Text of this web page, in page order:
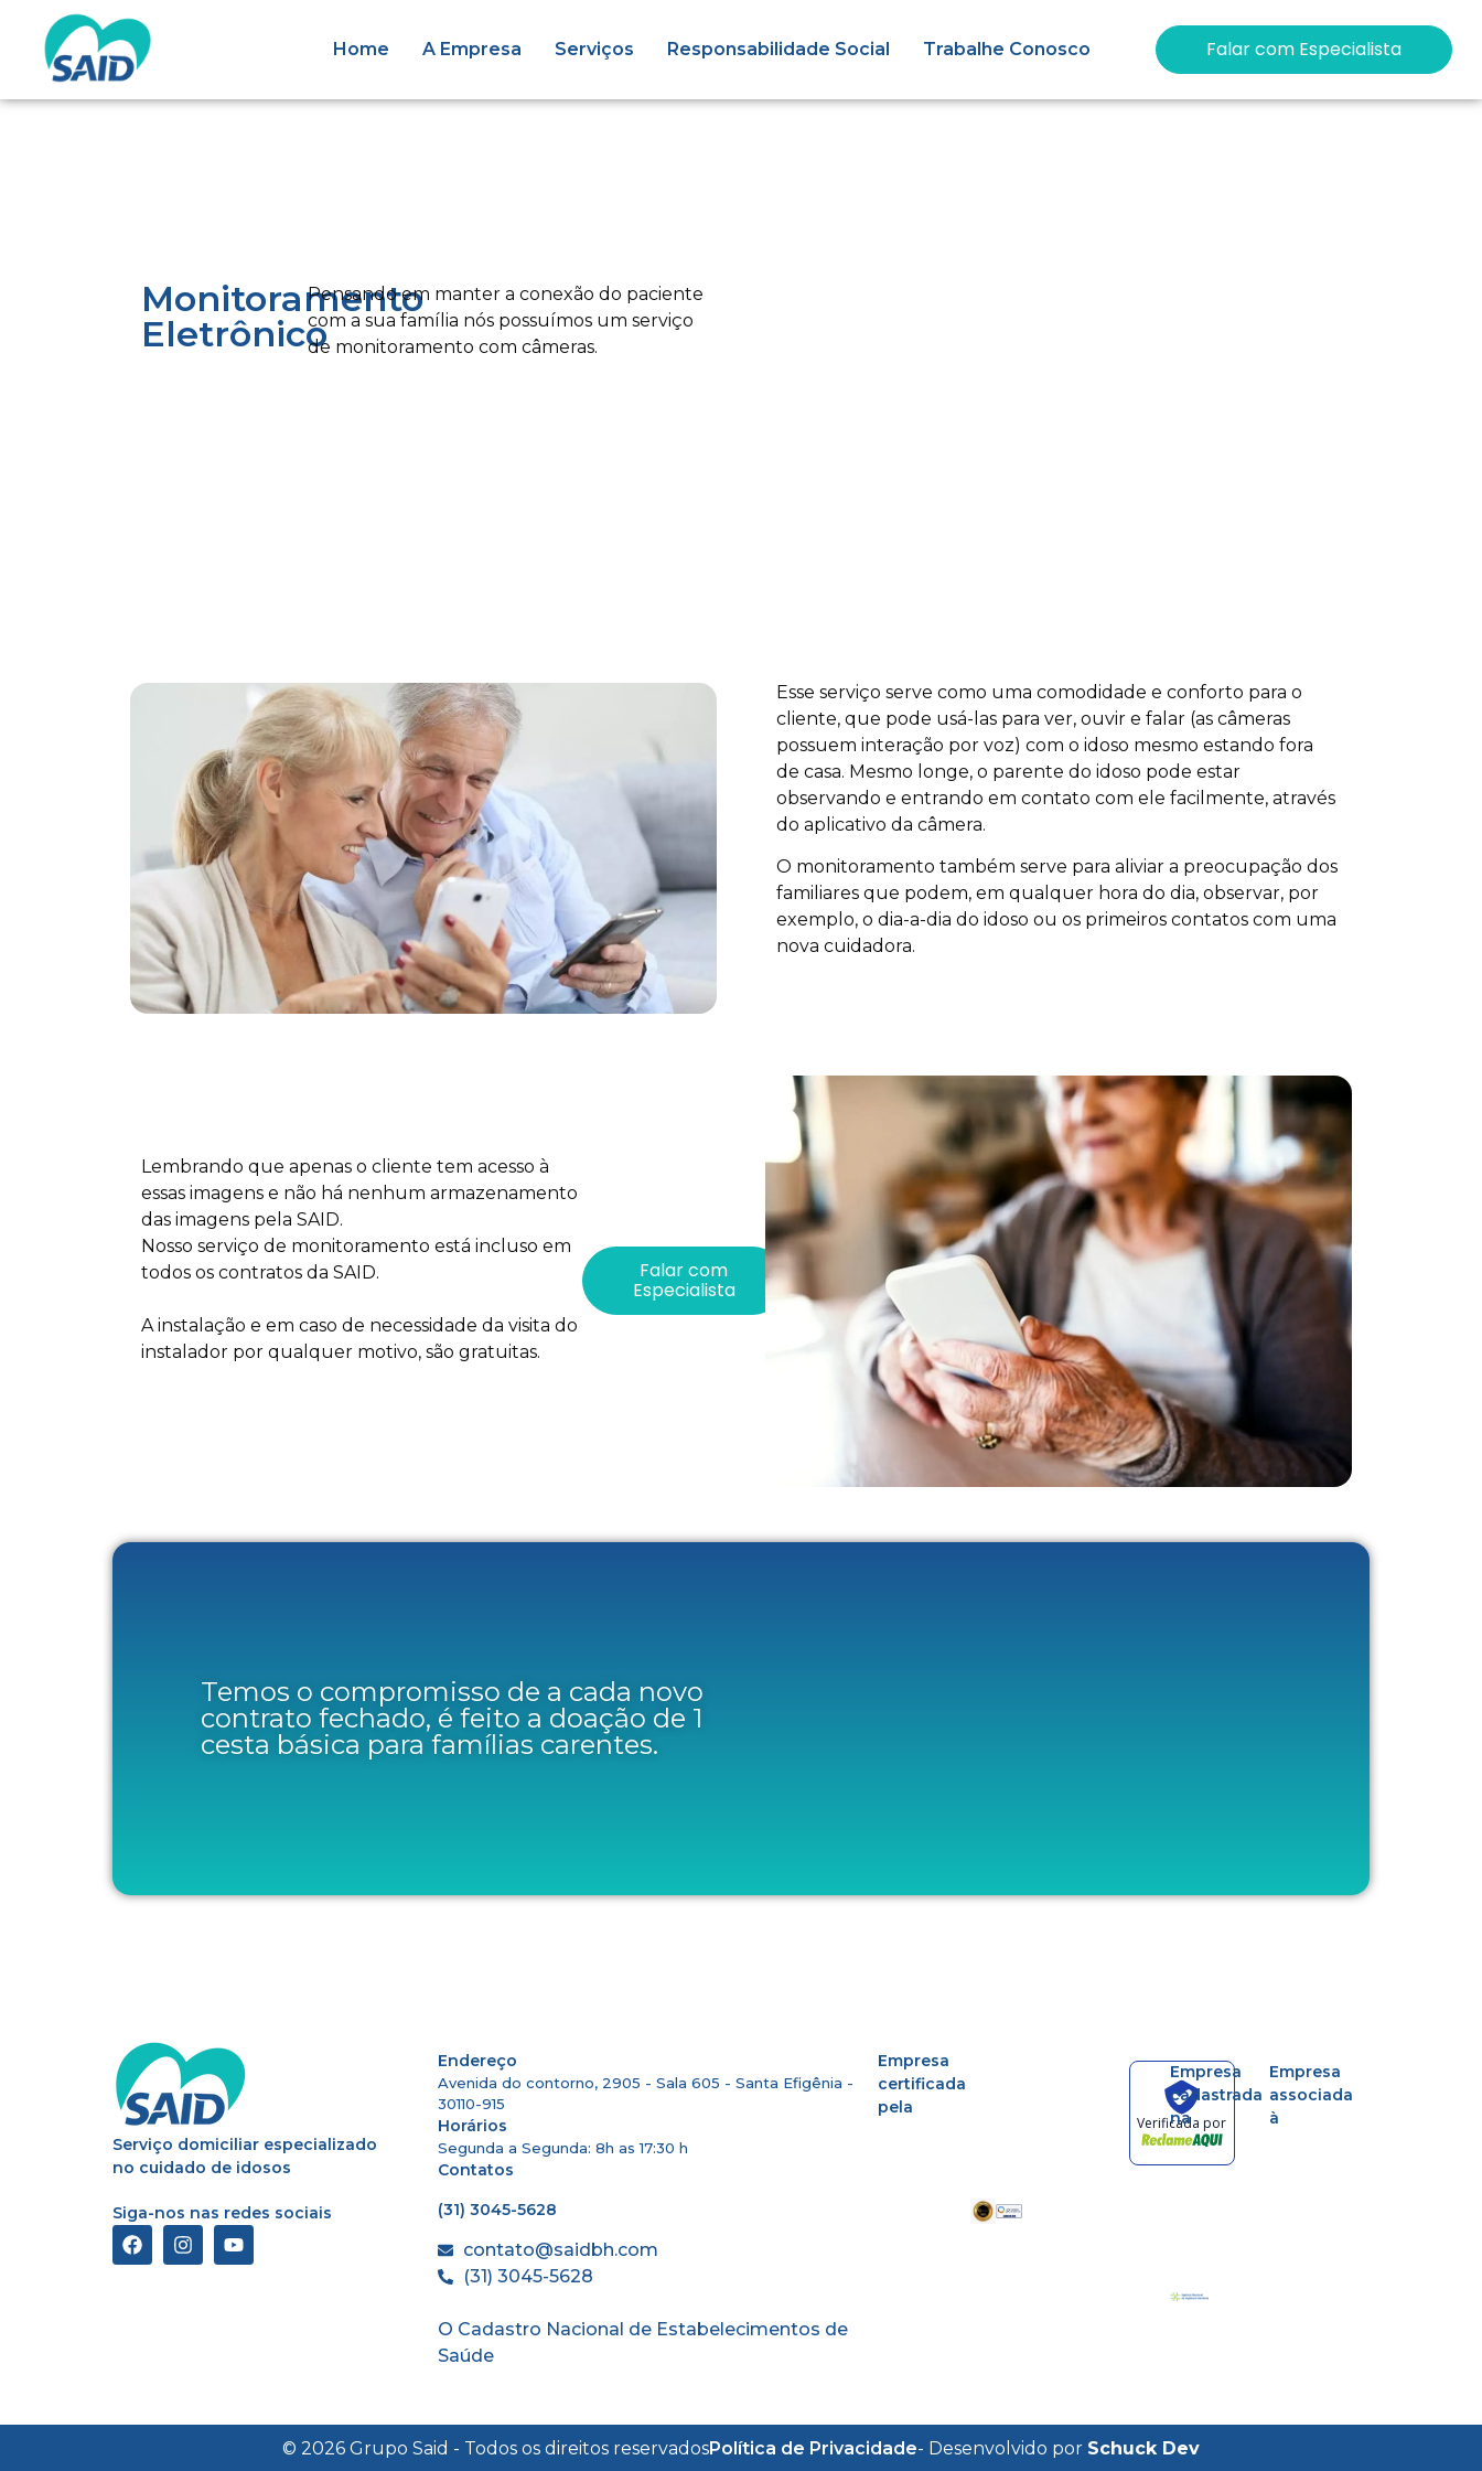
Home A Empresa Serviços Responsabilidade Social Trabalhe Conosco Falar com Especialista
Monitoramento
Eletrônico
Pensando em manter a conexão do paciente
com a sua família nós possuímos um serviço
de monitoramento com câmeras.
Esse serviço serve como uma comodidade e conforto para o
cliente, que pode usá-las para ver, ouvir e falar (as câmeras
possuem interação por voz) com o idoso mesmo estando fora
de casa. Mesmo longe, o parente do idoso pode estar
observando e entrando em contato com ele facilmente, através
do aplicativo da câmera.
O monitoramento também serve para aliviar a preocupação dos
familiares que podem, em qualquer hora do dia, observar, por
exemplo, o dia-a-dia do idoso ou os primeiros contatos com uma
nova cuidadora.
Falar com
Especialista
Lembrando que apenas o cliente tem acesso à
essas imagens e não há nenhum armazenamento
das imagens pela SAID.
Nosso serviço de monitoramento está incluso em
todos os contratos da SAID.
A instalação e em caso de necessidade da visita do
instalador por qualquer motivo, são gratuitas.
Temos o compromisso de a cada novo
contrato fechado, é feito a doação de 1
cesta básica para famílias carentes.
Serviço domiciliar especializado
no cuidado de idosos
Siga-nos nas redes sociais
Endereço
Avenida do contorno, 2905 - Sala 605 - Santa Efigênia -
30110-915
Horários
Segunda a Segunda: 8h as 17:30 h
Contatos
(31) 3045-5628
contato@saidbh.com
(31) 3045-5628
O Cadastro Nacional de Estabelecimentos de
Saúde
Empresa
certificada
pela
Verificada por
Empresa
cadastrada
na
Empresa
associada
à
© 2026 Grupo Said - Todos os direitos reservadosPolítica de Privacidade- Desenvolvido por Schuck Dev